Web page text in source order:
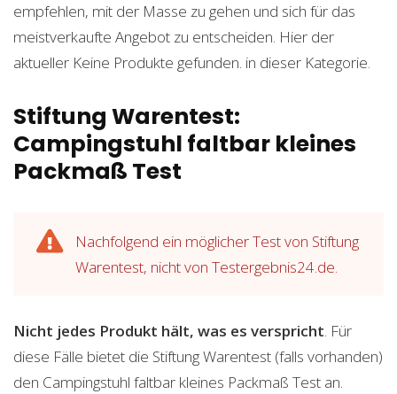
empfehlen, mit der Masse zu gehen und sich für das
meistverkaufte Angebot zu entscheiden. Hier der
aktueller Keine Produkte gefunden. in dieser Kategorie.
Stiftung Warentest:
Campingstuhl faltbar kleines
Packmaß Test
Nachfolgend ein möglicher Test von Stiftung
Warentest, nicht von Testergebnis24.de.
Nicht jedes Produkt hält, was es verspricht. Für
diese Fälle bietet die Stiftung Warentest (falls vorhanden)
den Campingstuhl faltbar kleines Packmaß Test an.